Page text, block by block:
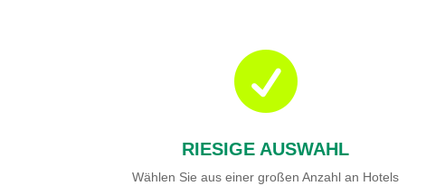

RIESIGE AUSWAHL
Wählen Sie aus einer großen Anzahl an Hotels